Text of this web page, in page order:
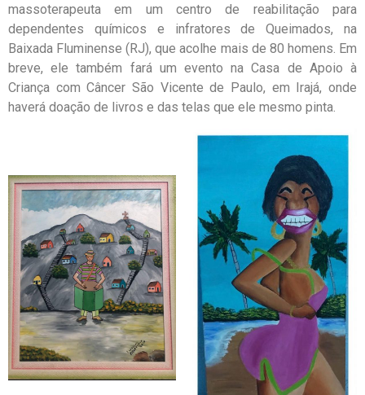
massoterapeuta em um centro de reabilitação para
dependentes químicos e infratores de Queimados, na
Baixada Fluminense (RJ), que acolhe mais de 80 homens. Em
breve, ele também fará um evento na Casa de Apoio à
Criança com Câncer São Vicente de Paulo, em Irajá, onde
haverá doação de livros e das telas que ele mesmo pinta.